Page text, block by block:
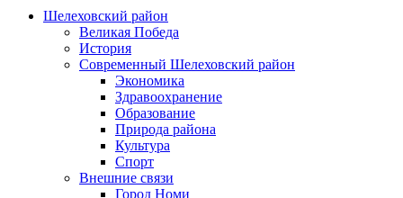
Шелеховский район
Великая Победа
История
Современный Шелеховский район
Экономика
Здравоохранение
Образование
Природа района
Культура
Спорт
Внешние связи
Город Номи